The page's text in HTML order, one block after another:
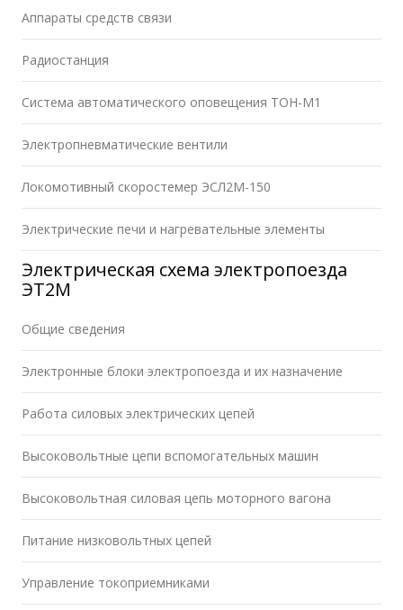
Аппараты средств связи
Радиостанция
Система автоматического оповещения ТОН-М1
Электропневматические вентили
Локомотивный скоростемер ЭСЛ2М-150
Электрические печи и нагревательные элементы
Электрическая схема электропоезда
ЭТ2М
Общие сведения
Электронные блоки электропоезда и их назначение
Работа силовых электрических цепей
Высоковольтные цепи вспомогательных машин
Высоковольтная силовая цепь моторного вагона
Питание низковольтных цепей
Управление токоприемниками